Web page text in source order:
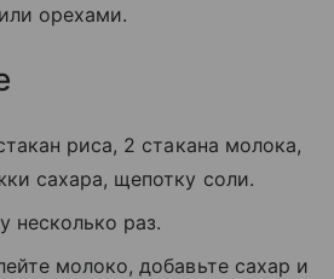
орехами.
риса, 2 стакана молока,
сахара, щепотку соли.
несколько раз.
молоко, добавьте сахар и